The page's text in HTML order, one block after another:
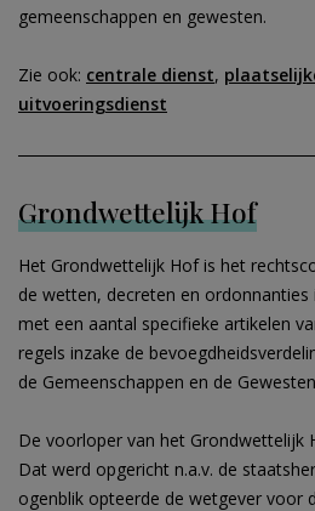
gemeenschappen en gewesten.
Zie ook: centrale dienst,
uitvoeringsdienst
Grondwettelijk Hof
Het Grondwettelijk Hof is het
de wetten, decreten en
met een aantal specifieke artikelen
regels inzake de
de Gemeenschappen en de
De voorloper van het Grondwettelijk
Dat werd opgericht n.a.v. de
ogenblik opteerde de wetgever voor